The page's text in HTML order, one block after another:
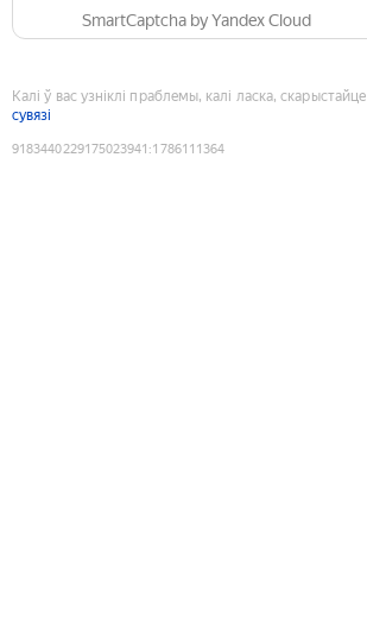
SmartCaptcha by Yandex Cloud
Калі ў вас узніклі праблемы, калі ласка, скарыстайце
сувязі
9183440229175023941 :1786111364